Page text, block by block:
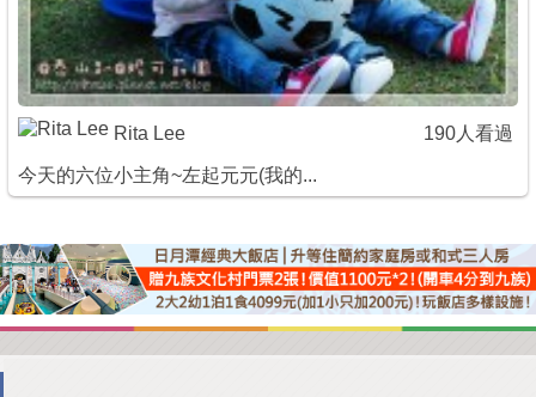
Rita Lee 190人看過
今天的六位小主角~左起元元(我的...